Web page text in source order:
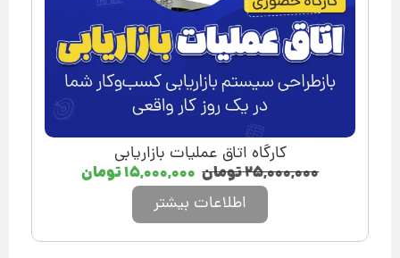
کارگاه اتاق عملیات بازاریابی
۲۵,۰۰۰,۰۰۰تومان ۱۵,۰۰۰,۰۰۰تومان
اطلاعات بیشتر